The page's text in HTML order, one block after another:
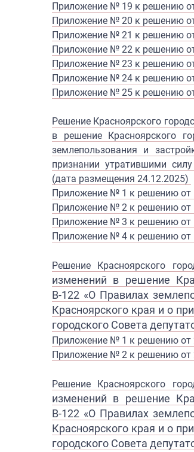
Приложение № 19 к решению
Приложение № 20 к решению
Приложение № 21 к решению
Приложение № 22 к решению
Приложение № 23 к решению
Приложение № 24 к решению
Приложение № 25 к решению
Решение Красноярского
в решение Красноярского
землепользования и
признании утратившими
(дата размещения 24.12.2025)
Приложение № 1 к решению от
Приложение № 2 к решению от
Приложение № 3 к решению от
Приложение № 4 к решению от
Решение Красноярского
изменений в решение
В-122 «О Правилах
Красноярского края и о
городского Совета
Приложение № 1 к решению от
Приложение № 2 к решению от
Решение Красноярского
изменений в решение
В-122 «О Правилах
Красноярского края и о
городского Совета